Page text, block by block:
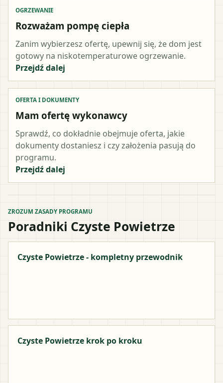
OGRZEWANIE
Rozważam pompę ciepła
Zanim wybierzesz ofertę, upewnij się, że dom jest
gotowy na niskotemperaturowe ogrzewanie.
Przejdź dalej
OFERTA I DOKUMENTY
Mam ofertę wykonawcy
Sprawdź, co dokładnie obejmuje oferta, jakie
dokumenty dostaniesz i czy założenia pasują do
programu.
Przejdź dalej
ZROZUM ZASADY PROGRAMU
Poradniki Czyste Powietrze
Czyste Powietrze - kompletny przewodnik
Czyste Powietrze krok po kroku